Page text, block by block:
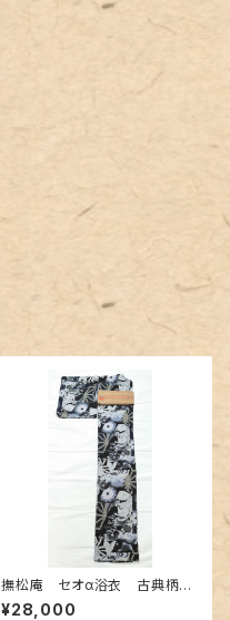
撫松庵 セオα浴衣 古典柄き
りばめ調
¥28,000